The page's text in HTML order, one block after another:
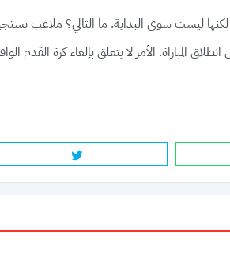
من الخيال العلمي – لكنها ليست سوى البداية.
المباراة. الأمر لا يتعلق بإلغاء كرة